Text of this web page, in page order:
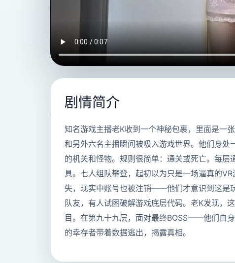
剧情简介
知名游戏主播老K收到一个神秘包裹，里面是一
和另外六名主播瞬间被吸入游戏世界。他们身
的机关和怪物。规则很简单：通关或死亡。每
具。七人组队攀登，起初以为只是一场逼真的
失，现实中账号也被注销——他们才意识到这是
队友，有人试图破解游戏底层代码。老K发现，
目。在第九十九层，面对最终BOSS——他们自
的幸存者带着数据逃出，揭露真相。